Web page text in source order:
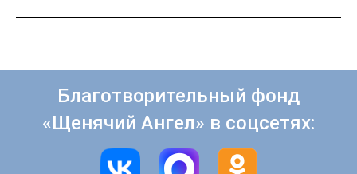
Благотворительный фонд
«Щенячий Ангел» в соцсетях: